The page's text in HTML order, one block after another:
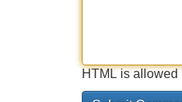
HTML is allowed